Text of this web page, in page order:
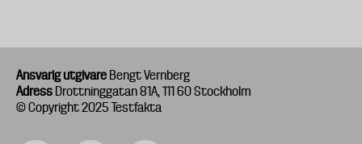
Ansvarig utgivare Bengt Vernberg
Adress Drottninggatan 81A, 111 60 Stockholm
© Copyright 2025 Testfakta